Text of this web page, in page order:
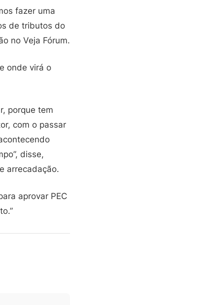
fazer uma
de tributos do
no Veja Fórum.
onde virá o
porque tem
com o passar
disse,
arrecadação.
aprovar PEC